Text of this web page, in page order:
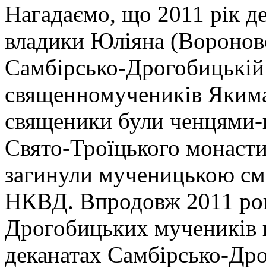
Нагадаємо, що 2011 рік
владики Юліяна
Самбірсько-
священномучеників
священики були
Свято-Троїцького
загинули мученицькою
НКВД. Впродовж 2011
Дрогобицьких мучеників
деканатах Самбірсько-